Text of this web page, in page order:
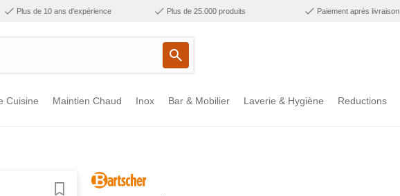
Plus de 10 ans d'expérience Plus de 25.000 produits Paiement après livraison
Cuisine Maintien Chaud Inox Bar & Mobilier Laverie & Hygiène Reductions